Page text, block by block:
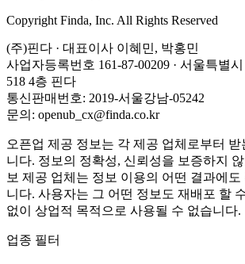
Copyright Finda, Inc. All Rights Reserved
(주)핀다 · 대표이사 이혜민, 박홍민
사업자등록번호 161-87-00209 · 서울특별
518 4층 핀다
통신판매번호: 2019-서울강남-05242
문의: openub_cx@finda.co.kr
오픈업 제공 정보는 각 제공 업체로부터
니다. 정보의 정확성, 신뢰성을 보증하지
보 제공 업체는 정보 이용의 어떤 결과에
니다. 사용자는 그 어떤 정보도 재배포 할
없이 상업적 목적으로 사용될 수 없습니다.
업종 필터